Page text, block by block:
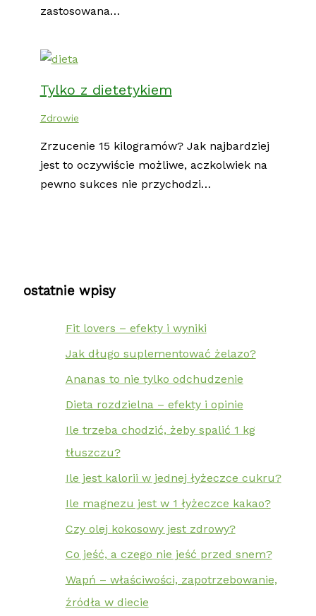
zastosowana…
Tylko z dietetykiem
Zdrowie
Zrzucenie 15 kilogramów? Jak najbardziej
jest to oczywiście możliwe, aczkolwiek na
pewno sukces nie przychodzi…
ostatnie wpisy
Fit lovers – efekty i wyniki
Jak długo suplementować żelazo?
Ananas to nie tylko odchudzenie
Dieta rozdzielna – efekty i opinie
Ile trzeba chodzić, żeby spalić 1 kg
tłuszczu?
Ile jest kalorii w jednej łyżeczce cukru?
Ile magnezu jest w 1 łyżeczce kakao?
Czy olej kokosowy jest zdrowy?
Co jeść, a czego nie jeść przed snem?
Wapń – właściwości, zapotrzebowanie,
źródła w diecie